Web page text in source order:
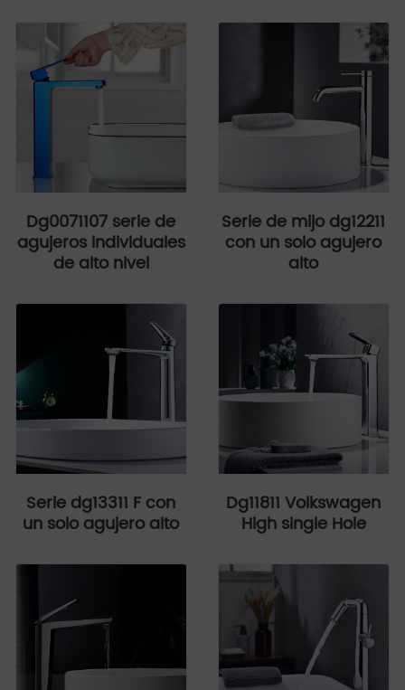
Dg0071107 serie de
agujeros individuales
de alto nivel
Serie de mijo dg12211
con un solo agujero
alto
Serie dg13311 F con
un solo agujero alto
Dg11811 Volkswagen
High single Hole